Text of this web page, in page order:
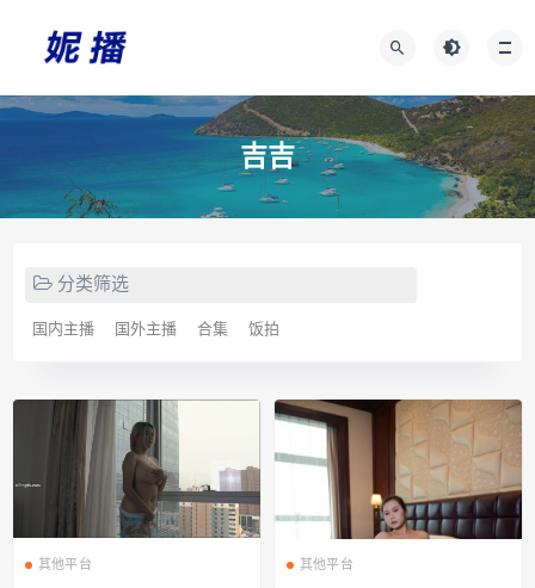
吉吉
分类筛选
国内主播 国外主播 合集 饭拍
其他平台 其他平台